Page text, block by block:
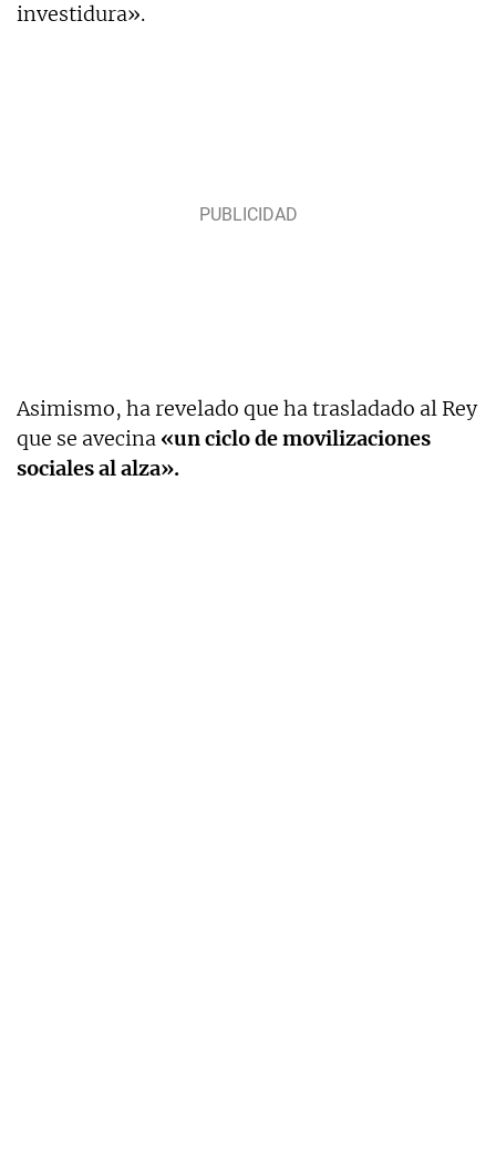
investidura».
Asimismo, ha revelado que ha trasladado al Rey
que se avecina «un ciclo de movilizaciones
sociales al alza».